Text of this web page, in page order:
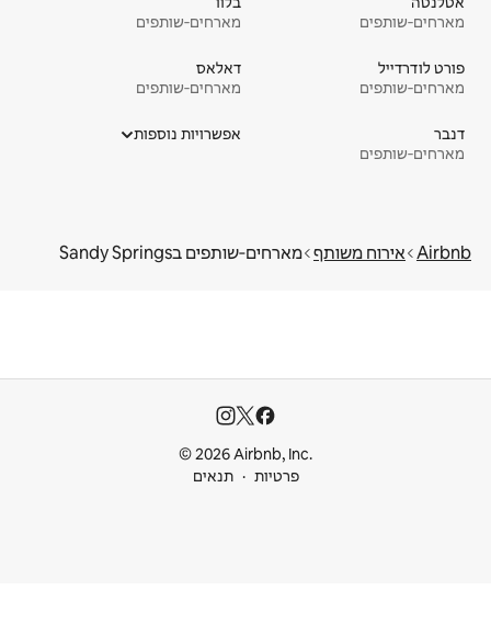
מארחים‑שותפים
מארחים‑שותפים
פורט לודרדייל
מארחים‑שותפים
דאלאס
מארחים‑שותפים
דנבר
מארחים‑שותפים
אפשרויות נוספות
Airbnb אירוח משותף מארחים‑שותפים בSandy Springs
© 2026 Airbnb, Inc.
פרטיות
תנאים